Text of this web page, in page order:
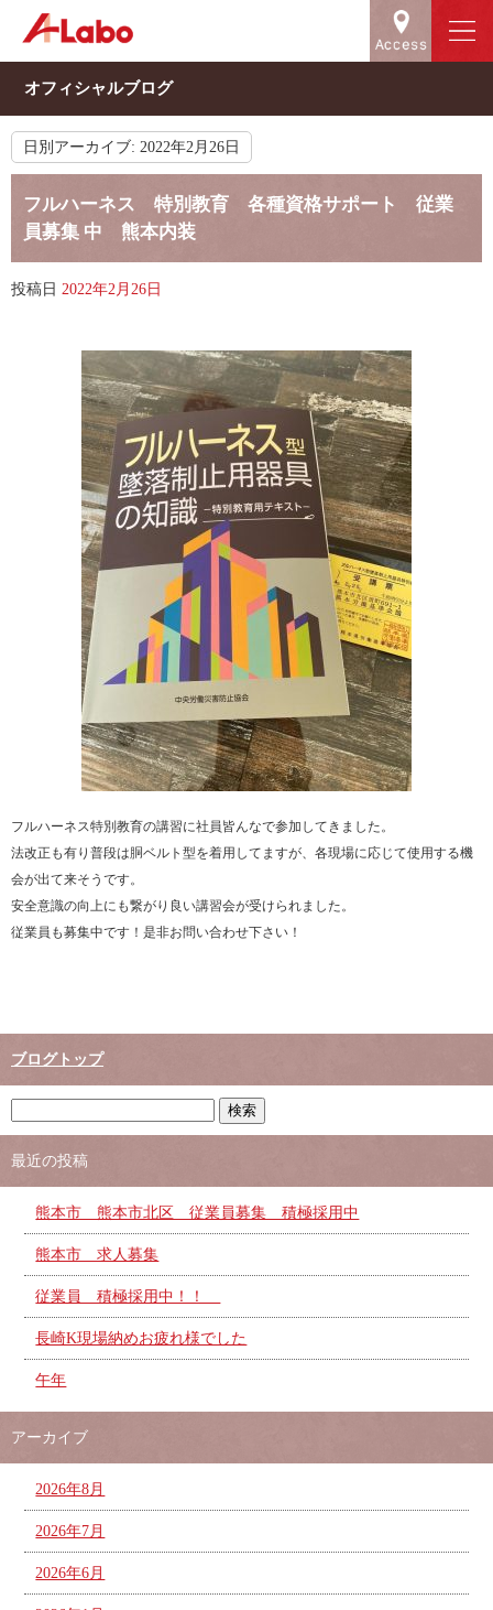
オフィシャルブログ
日別アーカイブ: 2022年2月26日
フルハーネス 特別教育 各種資格サポート 従業
員募集 中 熊本内装
投稿日 2022年2月26日
フルハーネス特別教育の講習に社員皆んなで参加してきました。
法改正も有り普段は胴ベルト型を着用してますが、各現場に応じて使用する機
会が出て来そうです。
安全意識の向上にも繋がり良い講習会が受けられました。
従業員も募集中です！是非お問い合わせ下さい！
ブログトップ
最近の投稿
熊本市 熊本市北区 従業員募集 積極採用中
熊本市 求人募集
従業員 積極採用中！！
長崎K現場納めお疲れ様でした
午年
アーカイブ
2026年8月
2026年7月
2026年6月